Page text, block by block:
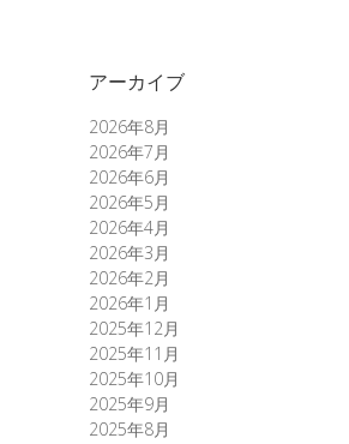
アーカイブ
2026年8月
2026年7月
2026年6月
2026年5月
2026年4月
2026年3月
2026年2月
2026年1月
2025年12月
2025年11月
2025年10月
2025年9月
2025年8月